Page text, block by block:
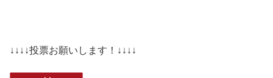
↓↓↓↓投票お願いします！↓↓↓↓